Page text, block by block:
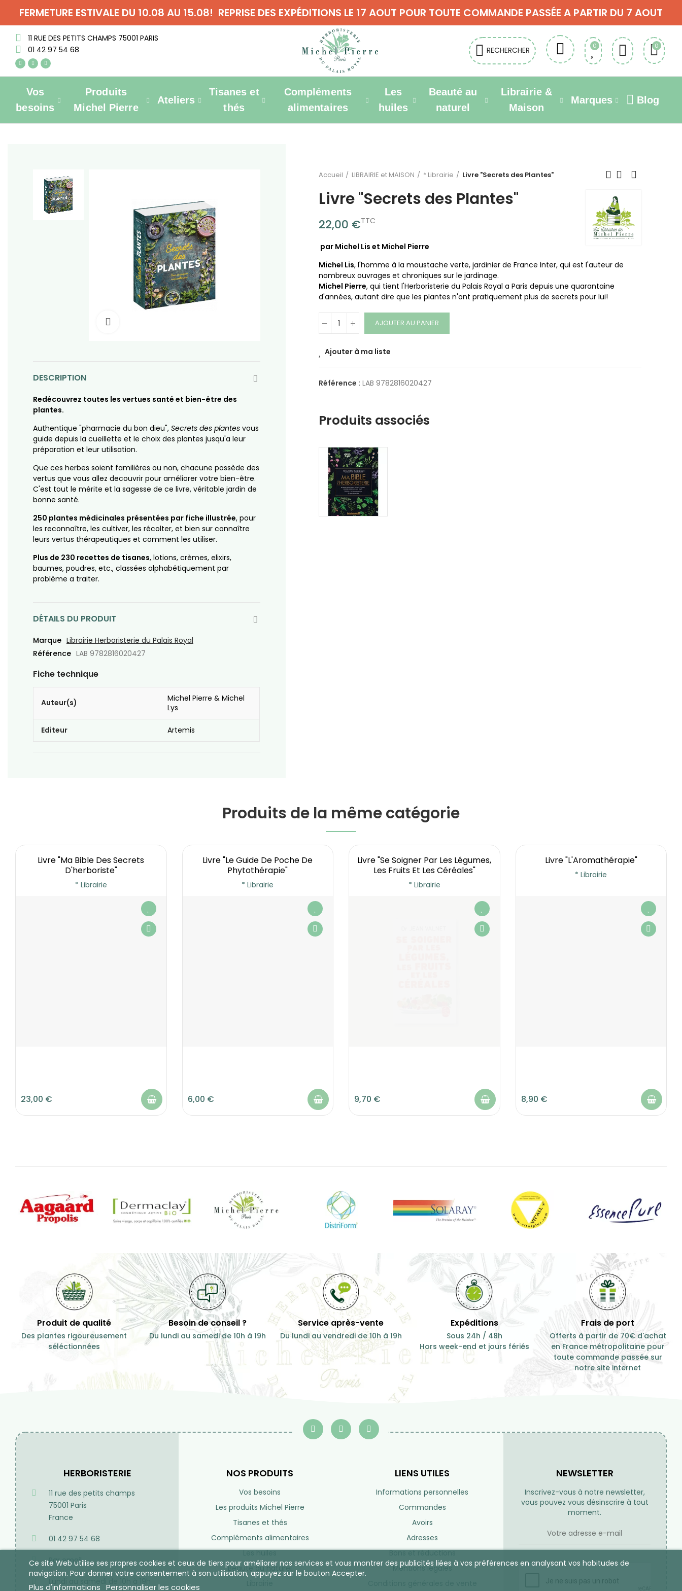
FERMETURE ESTIVALE DU 10.08 AU 15.08! REPRISE DES EXPÉDITIONS LE 17 AOUT POUR TOUTE COMMANDE PASSÉE A PARTIR DU 7 AOUT
11 RUE DES PETITS CHAMPS 75001 PARIS
01 42 97 54 68
RECHERCHER 0 0
Vos
besoins
Produits
Michel Pierre
Ateliers
Tisanes et
thés
Compléments
alimentaires
Les
huiles
Beauté au
naturel
Librairie &
Maison
Marques Blog
DESCRIPTION
Redécouvrez toutes les vertues santé et bien-être des
plantes.
Authentique "pharmacie du bon dieu", Secrets des plantes vous
guide depuis la cueillette et le choix des plantes jusqu'a leur
préparation et leur utilisation.
Que ces herbes soient familières ou non, chacune possède des
vertus que vous allez decouvrir pour améliorer votre bien-être.
C'est tout le mérite et la sagesse de ce livre, véritable jardin de
bonne santé.
250 plantes médicinales présentées par fiche illustrée, pour
les reconnaître, les cultiver, les récolter, et bien sur connaître
leurs vertus thérapeutiques et comment les utiliser.
Plus de 230 recettes de tisanes, lotions, crèmes, elixirs,
baumes, poudres, etc., classées alphabétiquement par
problème a traiter.
DÉTAILS DU PRODUIT
Marque Librairie Herboristerie du Palais Royal
Référence LAB 9782816020427
Fiche technique
Auteur(s)
Michel Pierre & Michel
Lys
Editeur Artemis
Accueil LIBRAIRIE et MAISON * Librairie Livre "Secrets des Plantes"
Livre "Secrets des Plantes"
22,00 €TTC
par Michel Lis et Michel Pierre
Michel Lis, l'homme à la moustache verte, jardinier de France Inter, qui est l'auteur de
nombreux ouvrages et chroniques sur le jardinage.
Michel Pierre, qui tient l'Herboristerie du Palais Royal a Paris depuis une quarantaine
d'années, autant dire que les plantes n'ont pratiquement plus de secrets pour lui!
AJOUTER AU PANIER
Ajouter à ma liste
Référence : LAB 9782816020427
Produits associés
Produits de la même catégorie
Livre "Ma Bible Des Secrets
D'herboriste"
* Librairie
23,00 €
Livre "Le Guide De Poche De
Phytothérapie"
* Librairie
6,00 €
Livre "Se Soigner Par Les Légumes,
Les Fruits Et Les Céréales"
* Librairie
9,70 €
Livre "L'Aromathérapie"
* Librairie
8,90 €
Ce site Web utilise ses propres cookies et ceux de tiers pour améliorer nos services et vous montrer des publicités liées à vos préférences en analysant vos habitudes de
navigation. Pour donner votre consentement à son utilisation, appuyez sur le bouton Accepter.
Plus d'informations Personnaliser les cookies
Produit de qualité
Des plantes rigoureusement
séléctionnées
Besoin de conseil ?
Du lundi au samedi de 10h à 19h
Service après-vente
Du lundi au vendredi de 10h à 19h
Expéditions
Sous 24h / 48h
Hors week-end et jours fériés
Frais de port
Offerts à partir de 70€ d'achat
en France métropolitaine pour
toute commande passée sur
notre site internet
HERBORISTERIE
11 rue des petits champs
75001 Paris
France
01 42 97 54 68
Par email
Lundi au samedi de 10h à 19h
NOS PRODUITS
Vos besoins
Les produits Michel Pierre
Tisanes et thés
Compléments alimentaires
Les huiles
Beauté au naturel
LIENS UTILES
Informations personnelles
Commandes
Avoirs
Adresses
Bons et réductions
Mentions légales
NEWSLETTER
Inscrivez-vous à notre newsletter,
vous pouvez vous désinscrire à tout
moment.